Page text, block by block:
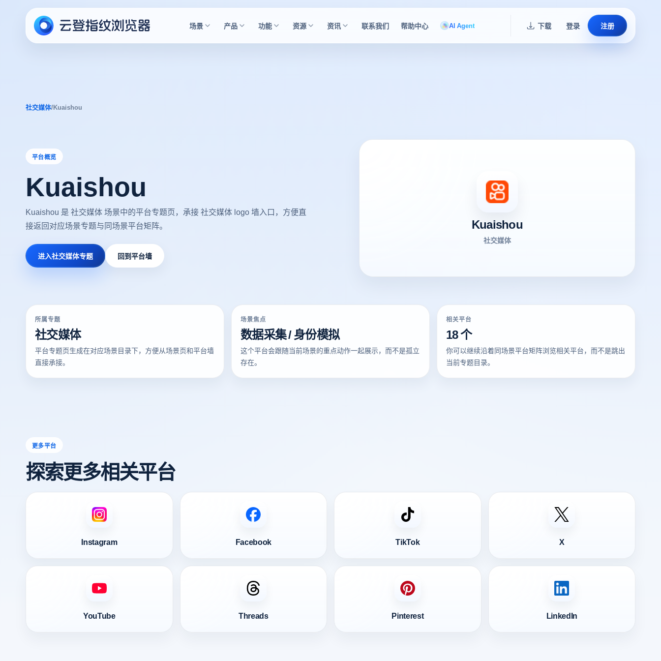
场景 产品 功能 资源 资讯 联系我们 帮助中心 AI Agent 下载 登录 注册
社交媒体/Kuaishou
平台概览
Kuaishou
Kuaishou 是 社交媒体 场景中的平台专题页，承接 社交媒体 logo 墙入口，方便直
接返回对应场景专题与同场景平台矩阵。
进入社交媒体专题 回到平台墙
Kuaishou
社交媒体
所属专题
社交媒体
平台专题页生成在对应场景目录下，方便从场景页和平台墙
直接承接。
场景焦点
数据采集 / 身份模拟
这个平台会跟随当前场景的重点动作一起展示，而不是孤立
存在。
相关平台
18 个
你可以继续沿着同场景平台矩阵浏览相关平台，而不是跳出
当前专题目录。
更多平台
探索更多相关平台
Instagram Facebook TikTok X
YouTube Threads Pinterest LinkedIn